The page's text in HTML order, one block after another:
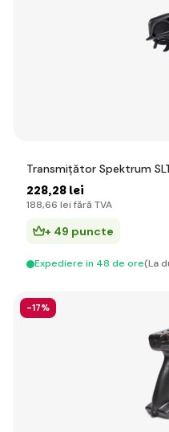
Transmițător Spektrum
228,28 lei
188,66 lei fără TVA
+ 49 puncte
Expediere in 48 de ore(La
-17%